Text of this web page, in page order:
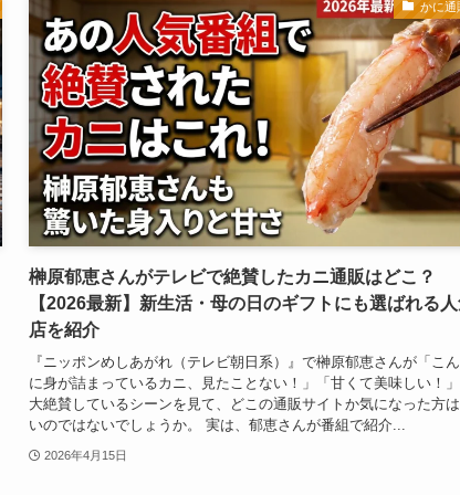
かに通
榊原郁恵さんがテレビで絶賛したカニ通販はどこ？
【2026最新】新生活・母の日のギフトにも選ばれる
店を紹介
『ニッポンめしあがれ（テレビ朝日系）』で榊原郁恵さんが「こ
に身が詰まっているカニ、見たことない！」「甘くて美味しい！
大絶賛しているシーンを見て、どこの通販サイトか気になった方
いのではないでしょうか。 実は、郁恵さんが番組で紹介...
2026年4月15日